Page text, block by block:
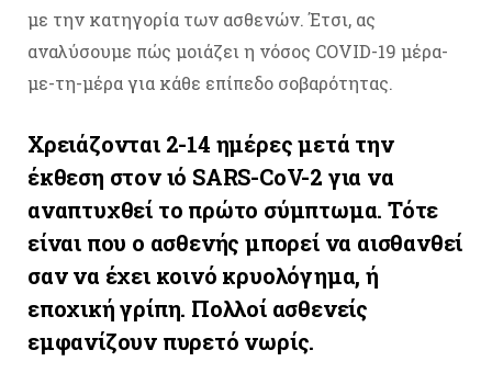
με την κατηγορία των ασθενών. Έτσι, ας
αναλύσουμε πώς μοιάζει η νόσος COVID-19 μέρα-
με-τη-μέρα για κάθε επίπεδο σοβαρότητας.
Χρειάζονται 2-14 ημέρες μετά την
έκθεση στον ιό SARS-CoV-2 για να
αναπτυχθεί το πρώτο σύμπτωμα. Τότε
είναι που ο ασθενής μπορεί να αισθανθεί
σαν να έχει κοινό κρυολόγημα, ή
εποχική γρίπη. Πολλοί ασθενείς
εμφανίζουν πυρετό νωρίς.